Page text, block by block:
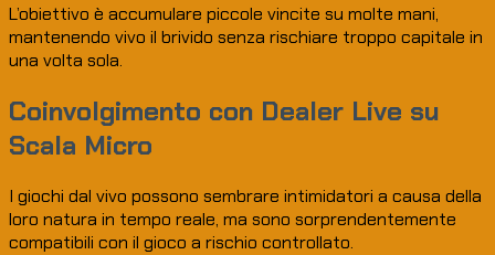
L’obiettivo è accumulare piccole vincite su molte mani,
mantenendo vivo il brivido senza rischiare troppo capitale in
una volta sola.
Coinvolgimento con Dealer Live su
Scala Micro
I giochi dal vivo possono sembrare intimidatori a causa della
loro natura in tempo reale, ma sono sorprendentemente
compatibili con il gioco a rischio controllato.